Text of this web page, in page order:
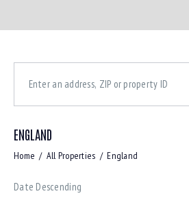
ENGLAND
Home All Properties England